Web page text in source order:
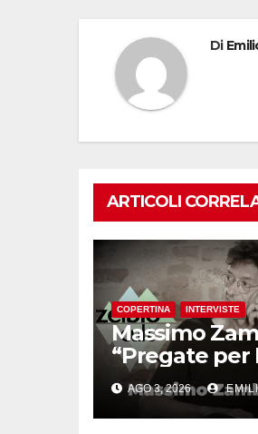
Di
ARTICOLI
COPERTINA INTERVISTE
Massimo
“Pregate per
AGO 3, 2026